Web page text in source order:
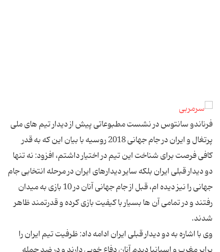
فرناندو سانتوس در نشست مطبوعاتی پیش از دیدار تیم های ملی
پرتغال و ایران در جام جهانی 2018 روسیه با بیان این که به قدر
کافی فرصت برای شناخت این تیم در اختیار داشتم، افزود: نه تنها
دو دیدار قبلی ایران بلکه سایر دیدارهای ایران در مرحله انتخابی جام
جهانی را نیز دیده ام، قبل از جام جهانی آنان در 10 بازی به میدان
رفتند و در تمامی آن ها بسیار با کیفیت بازی کرده و قدرتمند ظاهر
شدند.
وی با اشاره به دو دیدار قبلی ایران ادامه داد: ظرفیت تیم ایران را